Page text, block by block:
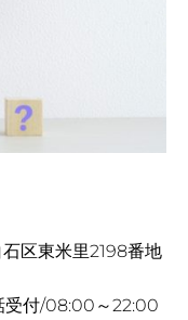
区東米里2198番地
付/08:00～22:00